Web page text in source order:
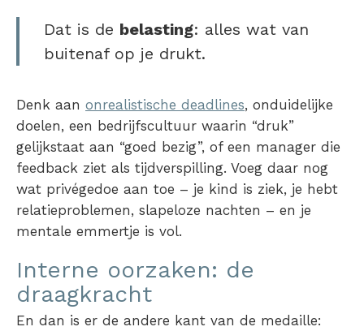
Dat is de belasting: alles wat van
buitenaf op je drukt.
Denk aan onrealistische deadlines, onduidelijke
doelen, een bedrijfscultuur waarin “druk”
gelijkstaat aan “goed bezig”, of een manager die
feedback ziet als tijdverspilling. Voeg daar nog
wat privégedoe aan toe – je kind is ziek, je hebt
relatieproblemen, slapeloze nachten – en je
mentale emmertje is vol.
Interne oorzaken: de
draagkracht
En dan is er de andere kant van de medaille: